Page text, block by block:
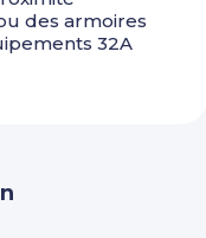
des armoires
32A